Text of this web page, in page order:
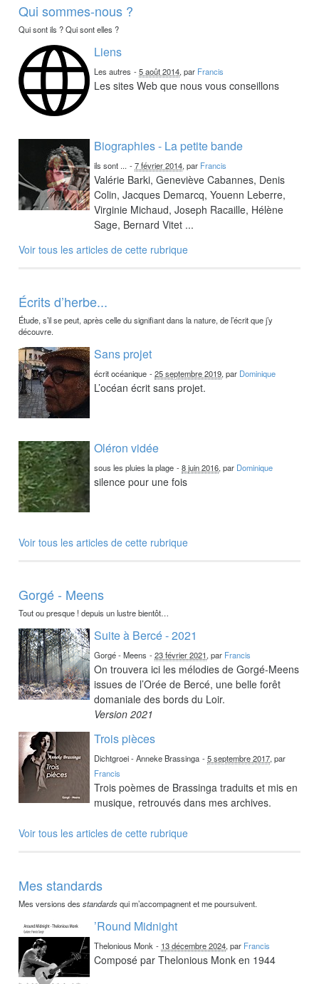
Qui sommes-nous ?
Qui sont ils ? Qui sont elles ?
Liens
Les autres -5 août 2014, par Francis
Les sites Web que nous vous conseillons
Biographies - La petite bande
ils sont ... -7 février 2014, par Francis
Valérie Barki, Geneviève Cabannes, Denis
Colin, Jacques Demarcq, Youenn Leberre,
Virginie Michaud, Joseph Racaille, Hélène
Sage, Bernard Vitet ...
Voir tous les articles de cette rubrique
Écrits d’herbe...
Étude, s’il se peut, après celle du signifiant dans la nature, de l’écrit que j’y
découvre.
Sans projet
écrit océanique -25 septembre 2019, par Dominique
L’océan écrit sans projet.
Oléron vidée
sous les pluies la plage -8 juin 2016, par Dominique
silence pour une fois
Voir tous les articles de cette rubrique
Gorgé - Meens
Tout ou presque ! depuis un lustre bientôt…
Suite à Bercé - 2021
Gorgé - Meens -23 février 2021, par Francis
On trouvera ici les mélodies de Gorgé-Meens
issues de l’Orée de Bercé, une belle forêt
domaniale des bords du Loir.
Version 2021
Trois pièces
Dichtgroei - Anneke Brassinga -5 septembre 2017, par
Francis
Trois poèmes de Brassinga traduits et mis en
musique, retrouvés dans mes archives.
Voir tous les articles de cette rubrique
Mes standards
Mes versions desstandardsqui m’accompagnent et me poursuivent.
’Round Midnight
Thelonious Monk - 13 décembre 2024, par Francis
Composé par Thelonious Monk en 1944